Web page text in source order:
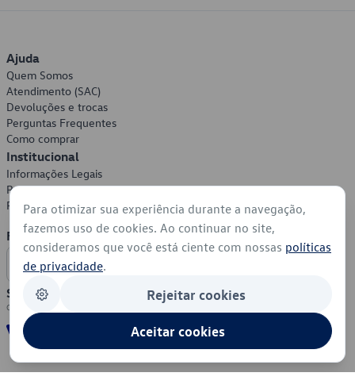
Ajuda
Quem Somos
Atendimento (SAC)
Devoluções e trocas
Perguntas Frequentes
Como comprar
Institucional
Informações Legais
Política de Privacidade
Política de Cookies
Formas de Pagamento
Segurança
Para otimizar sua experiência durante a navegação,
fazemos uso de cookies. Ao continuar no site,
consideramos que você está ciente com nossas políticas
de privacidade.
Rejeitar cookies
Aceitar cookies